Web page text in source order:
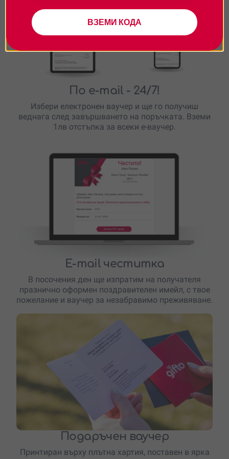
По e-mail - 24/7!
Избери електронен ваучер и ще го получиш
веднага след завършването на поръчката. Вземи
1лв отстъпка за всеки е-ваучер.
E-mail честитка
В посочения ден ще изпратим на получателя
празнично оформен поздравителен имейл, с твое
пожелание и ваучер за незабравимо преживяване.
Подаръчен ваучер
Принтиран върху плътна хартия, поставен в ярка
ВЗЕМИ КОДА